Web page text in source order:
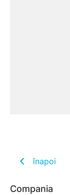
înapoi
Compania